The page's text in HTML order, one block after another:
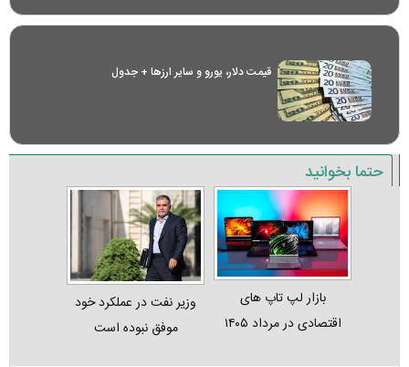
قیمت دلار، یورو و سایر ارز‌ها + جدول
حتما بخوانید
بازار لپ‌ تاپ‌ های
اقتصادی در مرداد ۱۴۰۵
وزیر نفت در عملکرد خود
موفق نبوده است